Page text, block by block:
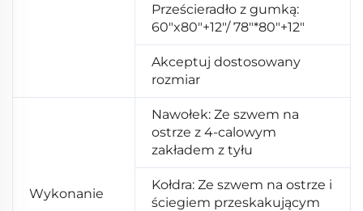
Prześcieradło z gumką:
60"x80"+12"/ 78"*80"+12"
Akceptuj dostosowany
rozmiar
Wykonanie
Nawołek: Ze szwem na
ostrze z 4-calowym
zakładem z tyłu
Kołdra: Ze szwem na ostrze i
ściegiem przeskakującym